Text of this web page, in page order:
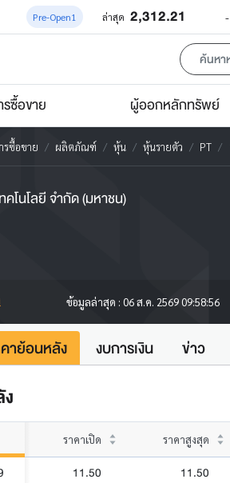
Pre-Open1 ล่าสุด 2,312.21 -
ซื้อขาย ผู้ออกหลักทรัพย์
รซื้อขาย ผลิตภัณฑ์ หุ้น หุ้นรายตัว PT
คโนโลยี จำกัด (มหาชน)
ข้อมูลล่าสุด : 06 ส.ค. 2569 09:58:56
าย้อนหลัง งบการเงิน ข่าว
ราคาเปิด ราคาสูงสุด
11.50 11.50